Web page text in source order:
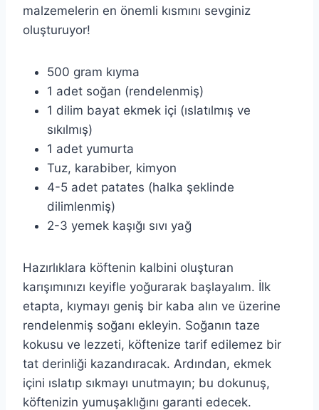
malzemelerin en önemli kısmını sevginiz
oluşturuyor!
500 gram kıyma
1 adet soğan (rendelenmiş)
1 dilim bayat ekmek içi (ıslatılmış ve
sıkılmış)
1 adet yumurta
Tuz, karabiber, kimyon
4-5 adet patates (halka şeklinde
dilimlenmiş)
2-3 yemek kaşığı sıvı yağ
Hazırlıklara köftenin kalbini oluşturan
karışımınızı keyifle yoğurarak başlayalım. İlk
etapta, kıymayı geniş bir kaba alın ve üzerine
rendelenmiş soğanı ekleyin. Soğanın taze
kokusu ve lezzeti, köftenize tarif edilemez bir
tat derinliği kazandıracak. Ardından, ekmek
içini ıslatıp sıkmayı unutmayın; bu dokunuş,
köftenizin yumuşaklığını garanti edecek.